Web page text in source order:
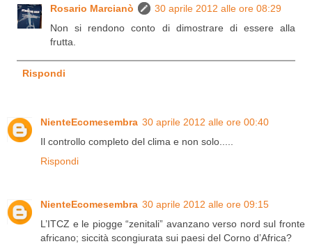
Rosario Marcianò
30 aprile 2012 alle ore 08:29
Non si rendono conto di dimostrare di essere alla
frutta.
Rispondi
NienteEcomesembra 30 aprile 2012 alle ore 00:40
Il controllo completo del clima e non solo.....
Rispondi
NienteEcomesembra 30 aprile 2012 alle ore 09:15
L’ITCZ e le piogge “zenitali” avanzano verso nord sul fronte
africano; siccità scongiurata sui paesi del Corno d’Africa?